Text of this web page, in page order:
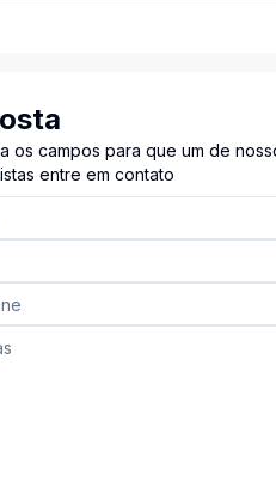
os campos para que um de
entre em contato